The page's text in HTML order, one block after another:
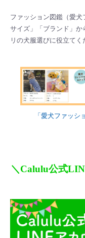
ファッション図鑑（愛
サイズ」「ブランド」か
リの犬服選びに役立てく
「愛犬ファッシ
＼Calulu公式